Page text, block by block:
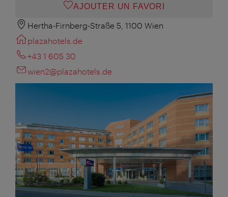
AJOUTER UN FAVORI
Hertha-Firnberg-Straße 5, 1100 Wien
plazahotels.de
+43 1 605 30
wien2@plazahotels.de